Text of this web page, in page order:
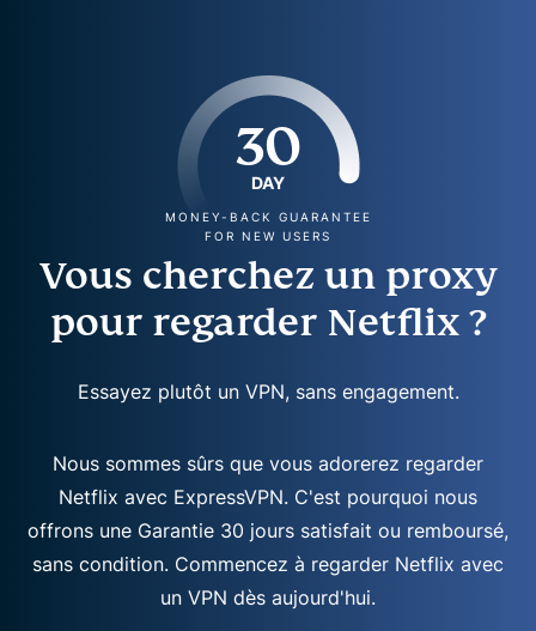
30
DAY
MONEY-BACK GUARANTEE
FOR NEW USERS
Vous cherchez un proxy
pour regarder Netflix ?
Essayez plutôt un VPN, sans engagement.
Nous sommes sûrs que vous adorerez regarder
Netflix avec ExpressVPN. C'est pourquoi nous
offrons une Garantie 30 jours satisfait ou remboursé,
sans condition. Commencez à regarder Netflix avec
un VPN dès aujourd'hui.